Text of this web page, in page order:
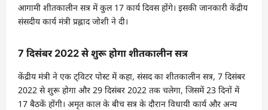
आगामी शीतकालीन सत्र में कुल 17 कार्य दिवस होंगे। इसकी जानकारी केंद्रीय
संसदीय कार्य मंत्री प्रह्लाद जोशी ने दी।
7 दिसंबर 2022 से शुरू होगा शीतकालीन सत्र
केंद्रीय मंत्री ने एक ट्विटर पोस्ट में कहा, संसद का शीतकालीन सत्र, 7 दिसंबर
2022 से शुरू होगा और 29 दिसंबर 2022 तक चलेगा, जिसमें 23 दिनों में
17 बैठकें होंगी। अमृत काल के बीच सत्र के दौरान विधायी कार्य और अन्य